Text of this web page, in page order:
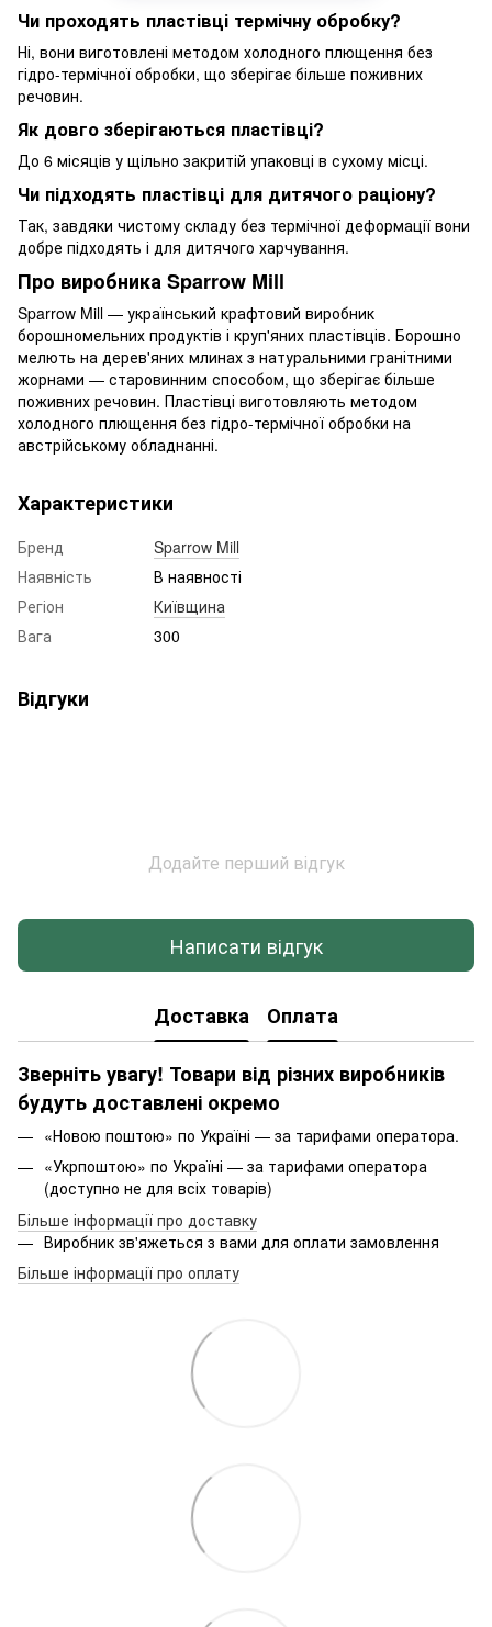
Чи проходять пластівці термічну обробку?
Ні, вони виготовлені методом холодного плющення без
гідро-термічної обробки, що зберігає більше поживних
речовин.
Як довго зберігаються пластівці?
До 6 місяців у щільно закритій упаковці в сухому місці.
Чи підходять пластівці для дитячого раціону?
Так, завдяки чистому складу без термічної деформації вони
добре підходять і для дитячого харчування.
Про виробника Sparrow Mill
Sparrow Mill — український крафтовий виробник
борошномельних продуктів і круп'яних пластівців. Борошно
мелють на дерев'яних млинах з натуральними гранітними
жорнами — старовинним способом, що зберігає більше
поживних речовин. Пластівці виготовляють методом
холодного плющення без гідро-термічної обробки на
австрійському обладнанні.
Характеристики
Бренд
Sparrow Mill
Наявність
В наявності
Регіон
Київщина
Вага
300
Відгуки
Додайте перший відгук
Написати відгук
Доставка Оплата
Зверніть увагу! Товари від різних виробників
будуть доставлені окремо
«Новою поштою» по Україні — за тарифами оператора.
«Укрпоштою» по Україні — за тарифами оператора
(доступно не для всіх товарів)
Більше інформації про доставку
Виробник зв'яжеться з вами для оплати замовлення
Більше інформації про оплату